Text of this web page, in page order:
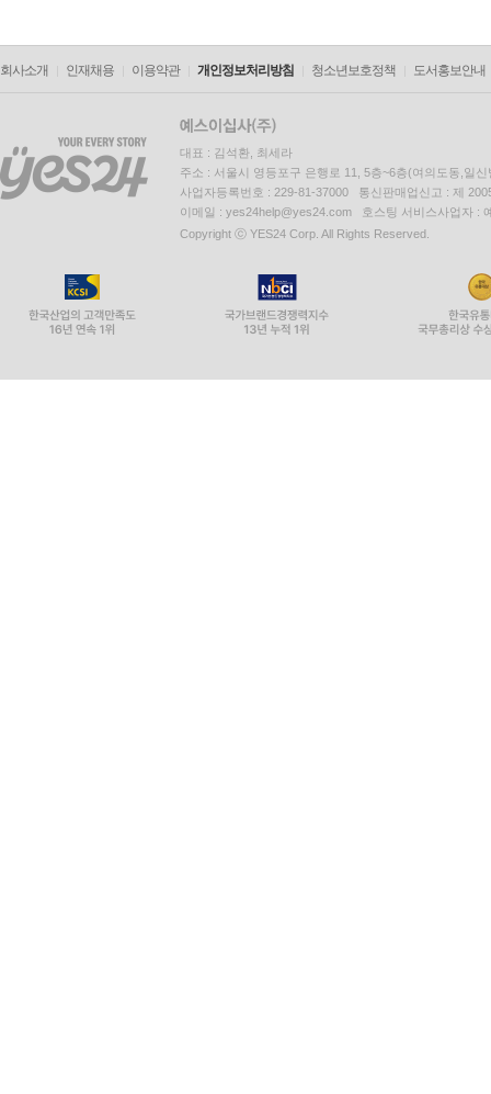
회사소개 인재채용 이용약관 개인정보처리방침 청소년보호정책 도서홍보안내
대표 : 김석환, 최세라
주소 : 서울시 영등포구 은행로 11, 5층~6층(여의도동,일신
사업자등록번호 : 229-81-37000 통신판매업신고 : 제
이메일 : yes24help@yes24.com 호스팅 서비스사업자 :
Copyright ⓒ YES24 Corp. All Rights Reserved.